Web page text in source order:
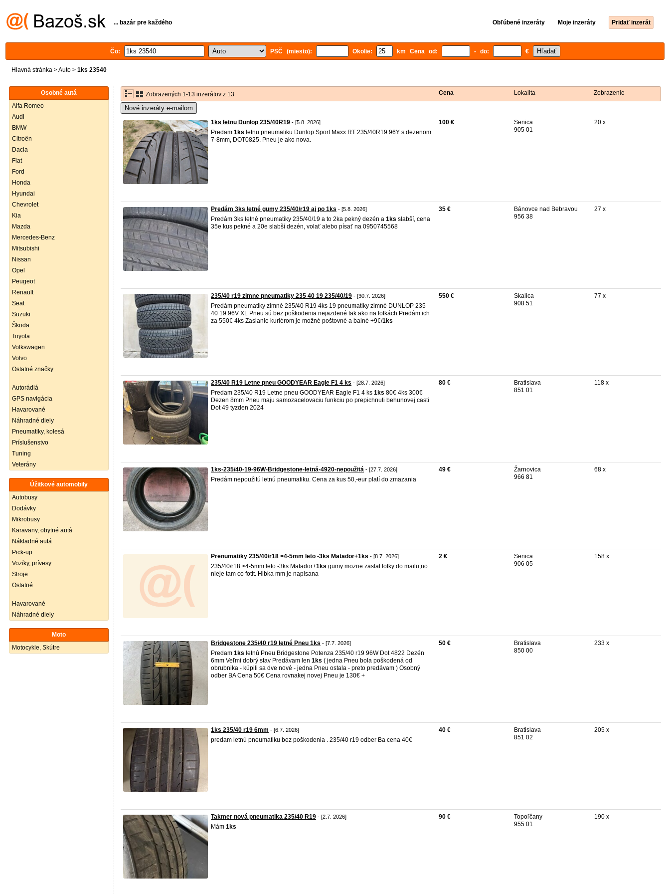
... bazár pre každého Obľúbené inzeráty Moje inzeráty Pridať inzerát
Čo: PSČ (miesto): Okolie: km Cena od: - do: €
Hlavná stránka >Auto > 1ks 23540
Osobné autá
Alfa Romeo
Audi
BMW
Citroën
Dacia
Fiat
Ford
Honda
Hyundai
Chevrolet
Kia
Mazda
Mercedes-Benz
Mitsubishi
Nissan
Opel
Peugeot
Renault
Seat
Suzuki
Škoda
Toyota
Volkswagen
Volvo
Ostatné značky
Autorádiá
GPS navigácia
Havarované
Náhradné diely
Pneumatiky, kolesá
Príslušenstvo
Tuning
Veterány
Úžitkové automobily
Autobusy
Dodávky
Mikrobusy
Karavany, obytné autá
Nákladné autá
Pick-up
Vozíky, prívesy
Stroje
Ostatné
Havarované
Náhradné diely
Moto
Motocykle, Skútre
Zobrazených 1-13 inzerátov z 13 Cena Lokalita Zobrazenie
Nové inzeráty e-mailom
1ks letnu Dunlop 235/40R19 - [5.8. 2026]
Predam 1ks letnu pneumatiku Dunlop Sport Maxx RT 235/40R19 96Y s dezenom
7-8mm, DOT0825. Pneu je ako nova.
100 €
Senica
905 01
20 x
Predám 3ks letné gumy 235/40/r19 aj po 1ks - [5.8. 2026]
Predám 3ks letné pneumatiky 235/40/19 a to 2ka pekný dezén a 1ks slabší, cena
35e kus pekné a 20e slabší dezén, volať alebo písať na 0950745568
35 €
Bánovce nad Bebravou
956 38
27 x
235/40 r19 zimne pneumatiky 235 40 19 235/40/19 - [30.7. 2026]
Predám pneumatiky zimné 235/40 R19 4ks 19 pneumatiky zimné DUNLOP 235
40 19 96V XL Pneu sú bez poškodenia nejazdené tak ako na fotkách Predám ich
za 550€ 4ks Zaslanie kuriérom je možné poštovné a balné +9€/1ks
550 €
Skalica
908 51
77 x
235/40 R19 Letne pneu GOODYEAR Eagle F1 4 ks - [28.7. 2026]
Predam 235/40 R19 Letne pneu GOODYEAR Eagle F1 4 ks 1ks 80€ 4ks 300€
Dezen 8mm Pneu maju samozacelovaciu funkciu po prepichnuti behunovej casti
Dot 49 tyzden 2024
80 €
Bratislava
851 01
118 x
1ks-235/40-19-96W-Bridgestone-letná-4920-nepoužitá - [27.7. 2026]
Predám nepoužitú letnú pneumatiku. Cena za kus 50,-eur platí do zmazania
49 €
Žarnovica
966 81
68 x
Prenumatiky 235/40/r18 >4-5mm leto -3ks Matador+1ks - [8.7. 2026]
235/40/r18 >4-5mm leto -3ks Matador+1ks gumy mozne zaslat fotky do mailu,no
nieje tam co fotit. Hlbka mm je napisana
2 €
Senica
906 05
158 x
Bridgestone 235/40 r19 letné Pneu 1ks - [7.7. 2026]
Predam 1ks letnú Pneu Bridgestone Potenza 235/40 r19 96W Dot 4822 Dezén
6mm Veľmi dobrý stav Predávam len 1ks ( jedna Pneu bola poškodená od
obrubnika - kúpili sa dve nové - jedna Pneu ostala - preto predávam ) Osobný
odber BA Cena 50€ Cena rovnakej novej Pneu je 130€ +
50 €
Bratislava
850 00
233 x
1ks 235/40 r19 6mm - [6.7. 2026]
predam letnú pneumatiku bez poškodenia . 235/40 r19 odber Ba cena 40€
40 €
Bratislava
851 02
205 x
Takmer nová pneumatika 235/40 R19 - [2.7. 2026]
Mám 1ks
90 €
Topoľčany
955 01
190 x